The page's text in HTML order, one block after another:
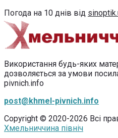
Погода на 10 днів від
Використання будь-яких
дозволяється за умови
pivnich.info
post@khmel-pivnich.info
Copyright © 2020-2026 Всі
Хмельниччина північ